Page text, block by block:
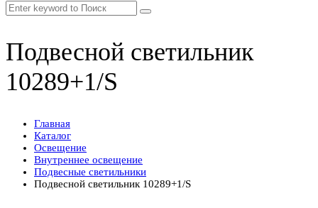
Подвесной светильник
10289+1/S
Главная
Каталог
Освещение
Внутреннее освещение
Подвесные светильники
Подвесной светильник 10289+1/S